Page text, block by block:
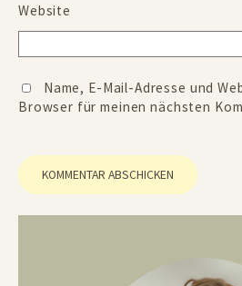
Website
Name, E-Mail-Adresse und
Browser für meinen nächsten